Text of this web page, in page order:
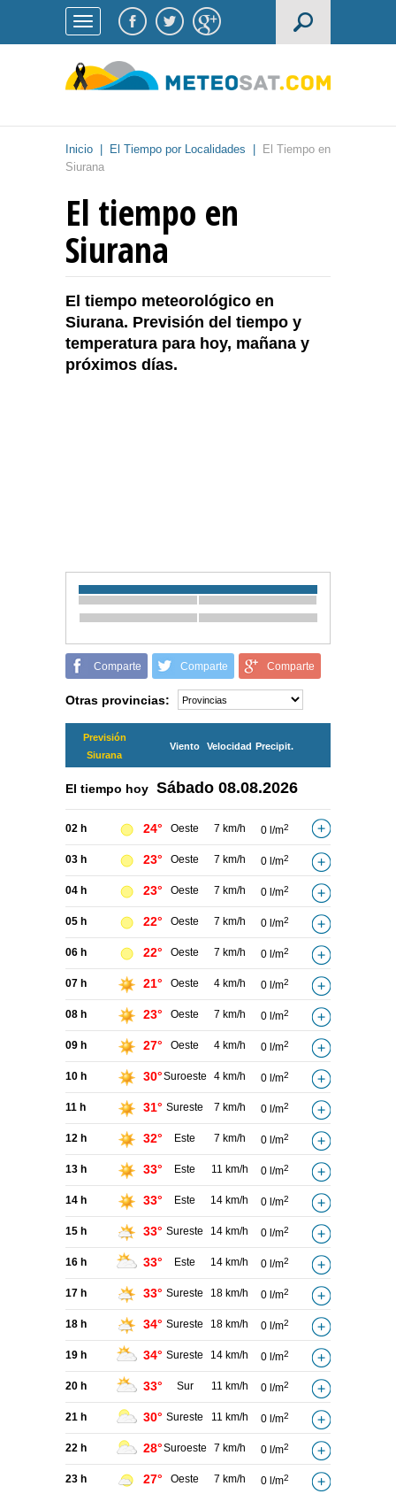
Inicio El Tiempo por Localidades
El Tiempo en
Siurana
El tiempo en
Siurana
El tiempo meteorológico en
Siurana. Previsión del tiempo y
temperatura para hoy, mañana y
próximos días.
Comparte Comparte Comparte
Otras provincias:
Previsión
Siurana
Viento Velocidad Precipit.
El tiempo hoy Sábado 08.08.2026
02 h 24° Oeste 7 km/h 0 l/m2
03 h 23° Oeste 7 km/h 0 l/m2
04 h 23° Oeste 7 km/h 0 l/m2
05 h 22° Oeste 7 km/h 0 l/m2
06 h 22° Oeste 7 km/h 0 l/m2
07 h 21° Oeste 4 km/h 0 l/m2
08 h 23° Oeste 7 km/h 0 l/m2
09 h 27° Oeste 4 km/h 0 l/m2
10 h 30°Suroeste 4 km/h 0 l/m2
11 h 31° Sureste 7 km/h 0 l/m2
12 h 32° Este 7 km/h 0 l/m2
13 h 33° Este 11 km/h 0 l/m2
14 h 33° Este 14 km/h 0 l/m2
15 h 33° Sureste 14 km/h 0 l/m2
16 h 33° Este 14 km/h 0 l/m2
17 h 33° Sureste 18 km/h 0 l/m2
18 h 34° Sureste 18 km/h 0 l/m2
19 h 34° Sureste 14 km/h 0 l/m2
20 h 33° Sur 11 km/h 0 l/m2
21 h 30° Sureste 11 km/h 0 l/m2
22 h 28°Suroeste 7 km/h 0 l/m2
23 h 27° Oeste 7 km/h 0 l/m2